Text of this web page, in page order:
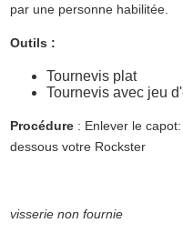
par une personne habilitée.
Outils :
Tournevis plat
Tournevis avec jeu
Procédure : Enlever le
dessous votre Rockster
visserie non fournie